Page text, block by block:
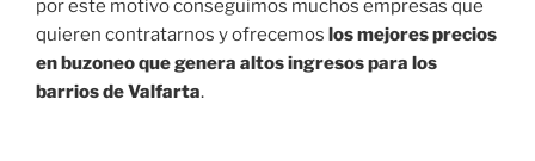
por este motivo conseguimos muchos empresas que
quieren contratarnos y ofrecemos los mejores precios
en buzoneo que genera altos ingresos para los
barrios de Valfarta.